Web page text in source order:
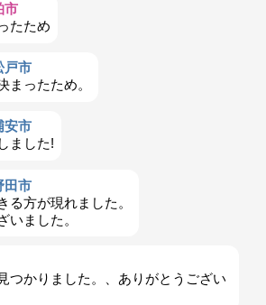
市
たため
戸市
まったため。
安市
ました!
田市
る方が現れました。
いました。
つかりました。、ありがとうござい